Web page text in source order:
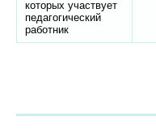
которых участвует
педагогический
работник